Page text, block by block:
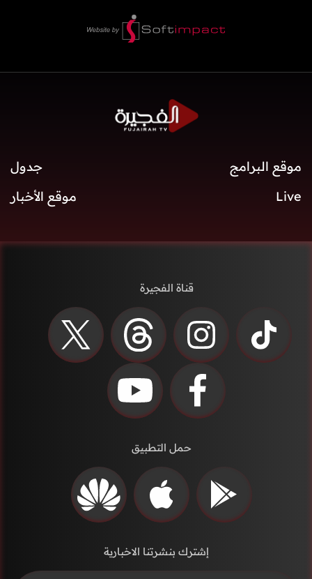
موقع البرامج
جدول
Live
موقع الأخبار
قناة الفجيرة
حمل التطبيق
إشترك بنشرتنا الاخبارية